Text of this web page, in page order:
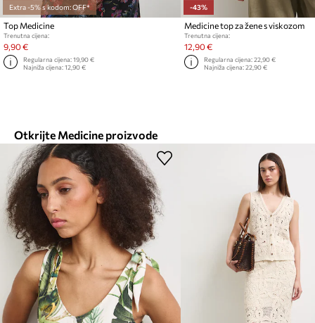
Extra -5% s kodom: OFF*
Top Medicine
Trenutna cijena:
9,90 €
Regularna cijena:19,90 €
Najniža cijena:12,90 €
-43%
Medicine top za žene s viskozom
Trenutna cijena:
12,90 €
Regularna cijena:22,90 €
Najniža cijena:22,90 €
Otkrijte Medicine proizvode